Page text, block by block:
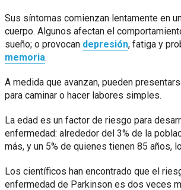
Sus síntomas comienzan lentamente en
cuerpo. Algunos afectan el
sueño; o provocan depresión, fatiga y
memoria.
A medida que avanzan, pueden
para caminar o hacer labores simples.
La edad es un factor de riesgo para
enfermedad: alrededor del 3% de la
más, y un 5% de quienes tienen 85 años,
Los científicos han encontrado que el
enfermedad de Parkinson es dos veces